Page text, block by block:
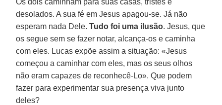
desolados. A sua fé em Jesus apagou-se. Já não
esperam nada Dele.Tudo foi uma ilusão. Jesus, que
os segue sem se fazer notar, alcança-os e caminha
com eles. Lucas expõe assim a situação: «Jesus
começou a caminhar com eles, mas os seus olhos
não eram capazes de reconhecê-Lo». Que podem
fazer para experimentar sua presença viva junto
deles?